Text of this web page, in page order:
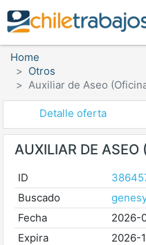
Home
Otros
Auxiliar de Aseo
Detalle oferta
AUXILIAR DE ASEO
ID
Buscado
Fecha
2026-
Expira
2026-